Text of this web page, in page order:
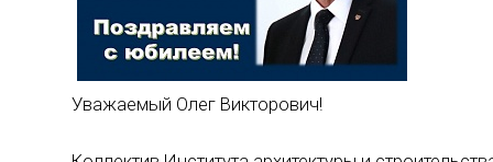
Уважаемый Олег Викторович!